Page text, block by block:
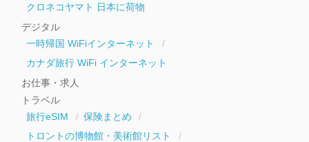
クロネコヤマト 日本に荷物
デジタル
一時帰国 WiFiインターネット
カナダ旅行 WiFi インターネット
お仕事・求人
トラベル
旅行eSIM
保険まとめ
トロントの博物館・美術館リスト